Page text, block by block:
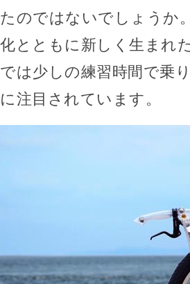
たのではないでしょうか
化とともに新しく生まれ
では少しの練習時間で乗
に注目されています。